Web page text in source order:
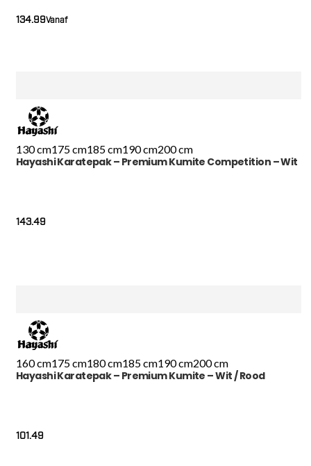
Vanaf
134.99
130 cm175 cm185 cm190 cm200 cm
Hayashi Karatepak – Premium Kumite Competition – Wit
143.49
160 cm175 cm180 cm185 cm190 cm200 cm
Hayashi Karatepak – Premium Kumite – Wit / Rood
101.49